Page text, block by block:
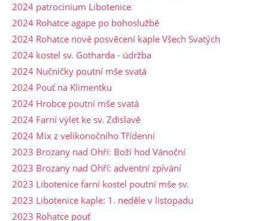
2024 patrocinium Libotenice
2024 Rohatce agape po bohoslužbě
2024 Rohatce nové posvěcení kaple Všech Svatých
2024 kostel sv. Gotharda - údržba
2024 Nučničky poutní mše svatá
2024 Pouť na Klimentku
2024 Hrobce poutní mše svatá
2024 Farní výlet ke sv. Zdislavě
2024 Mix z velikonočního Třídenní
2023 Brozany nad Ohří: Boží hod Vánoční
2023 Brozany nad Ohří: adventní zpívání
2023 Libotenice farní kostel poutní mše sv.
2023 Libotenice kaple: 1. neděle v listopadu
2023 Rohatce pouť